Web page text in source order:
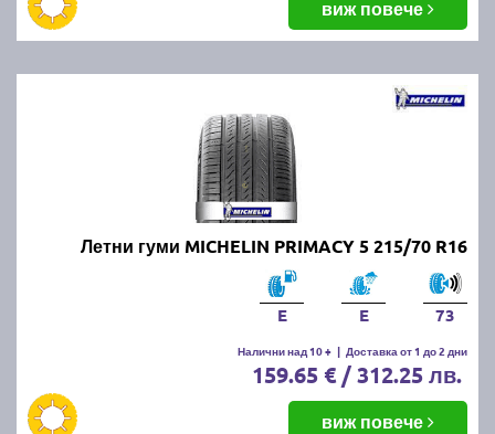
виж повече
Летни гуми MICHELIN PRIMACY 5 215/70 R16
E E 73
Налични над 10 + | Доставка от 1 до 2 дни
159.65 € / 312.25 лв.
виж повече